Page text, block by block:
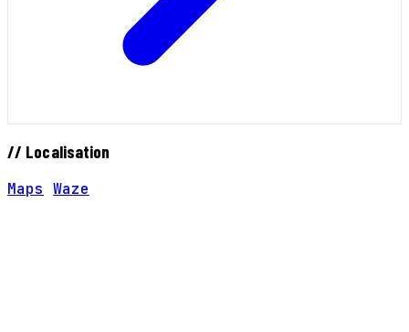
// Localisation
Maps Waze